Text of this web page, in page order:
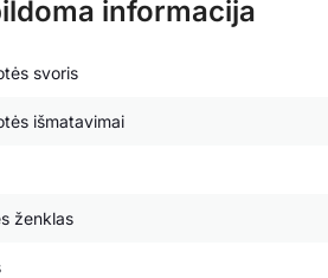
informacija
svoris
išmatavimai
ženklas